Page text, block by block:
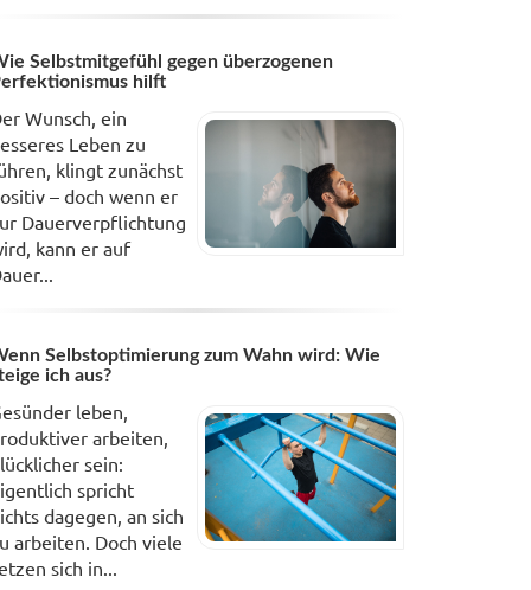
Selbstmitgefühl gegen überzogenen
hilft
Wunsch, ein
Leben zu
klingt zunächst
– doch wenn er
Dauerverpflichtung
kann er auf
Selbstoptimierung zum Wahn wird: Wie
ich aus?
leben,
arbeiten,
sein:
spricht
dagegen, an sich
arbeiten. Doch viele
sich in...